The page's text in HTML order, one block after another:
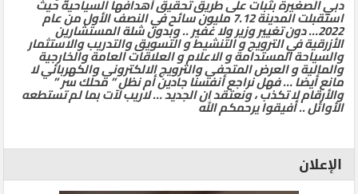
دبي الصغيرة بثبات على طريق تحقيق أهدافها السياحية حيث
استقبلت المدينة 7.12 مليون سائح في النصف الأول من عام
2022… دون تغيير وزير ولا غفير .. وبدون شلة المستشارين
الأزرقية في الترويج و التنشيط و التسويق والتدريب والاستثمار
والسياحة المستدامة و الاعلام و العلاقات العامة والخارجية
والمالية و العرض المتحفي والترويج الالكتروني والكهربائي لا
مانع أيضا … فهل نراجع أنفسنا جادين أم نظل ” محلك سر ”
والأرقام لا تكذب ، ونعتقد ان الجديد … لاريب لآت بما لم تستطعه
الأوائل .. أفيقوا يرحمكم الله
الإعلان